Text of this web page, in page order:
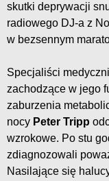
skutki deprywacji
radiowego DJ-a z
w bezsennym
Specjaliści
zachodzące w jego
zaburzenia
nocy Peter Tripp
wzrokowe. Po stu
zdiagnozowali
Nasilające się